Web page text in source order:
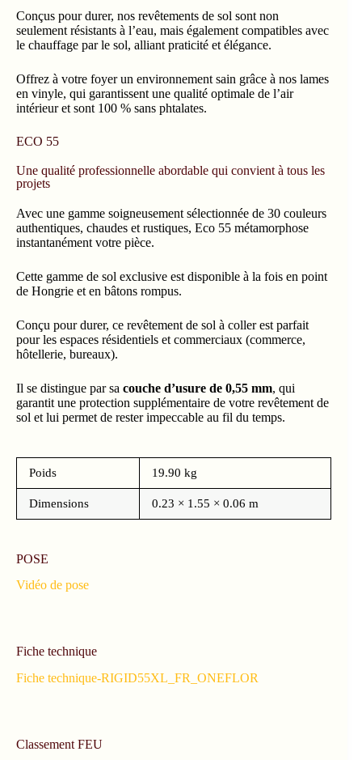
Conçus pour durer, nos revêtements de sol sont non
seulement résistants à l’eau, mais également compatibles avec
le chauffage par le sol, alliant praticité et élégance.
Offrez à votre foyer un environnement sain grâce à nos lames
en vinyle, qui garantissent une qualité optimale de l’air
intérieur et sont 100 % sans phtalates.
ECO 55
Une qualité professionnelle abordable qui convient à tous les
projets
Avec une gamme soigneusement sélectionnée de 30 couleurs
authentiques, chaudes et rustiques, Eco 55 métamorphose
instantanément votre pièce.
Cette gamme de sol exclusive est disponible à la fois en point
de Hongrie et en bâtons rompus.
Conçu pour durer, ce revêtement de sol à coller est parfait
pour les espaces résidentiels et commerciaux (commerce,
hôtellerie, bureaux).
Il se distingue par sa couche d’usure de 0,55 mm, qui
garantit une protection supplémentaire de votre revêtement de
sol et lui permet de rester impeccable au fil du temps.
Poids 19.90 kg
Dimensions 0.23 × 1.55 × 0.06 m
POSE
Vidéo de pose
Fiche technique
Fiche technique-RIGID55XL_FR_ONEFLOR
Classement FEU